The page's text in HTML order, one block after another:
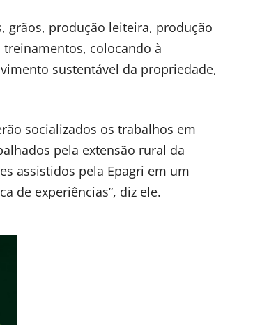
grãos, produção leiteira, produção
colocando à
sustentável da propriedade,
socializados os trabalhos em
pela extensão rural da
assistidos pela Epagri em um
de experiências”, diz ele.